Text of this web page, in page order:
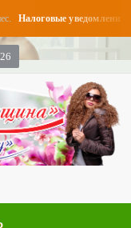
уведомления и